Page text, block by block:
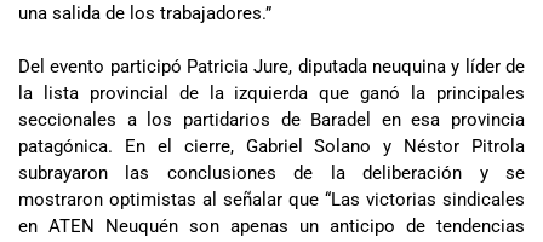
una salida de los trabajadores.”
Del evento participó Patricia Jure, diputada neuquina y líder de
la lista provincial de la izquierda que ganó la principales
seccionales a los partidarios de Baradel en esa provincia
patagónica. En el cierre, Gabriel Solano y Néstor Pitrola
subrayaron las conclusiones de la deliberación y se
mostraron optimistas al señalar que “Las victorias sindicales
en ATEN Neuquén son apenas un anticipo de tendencias